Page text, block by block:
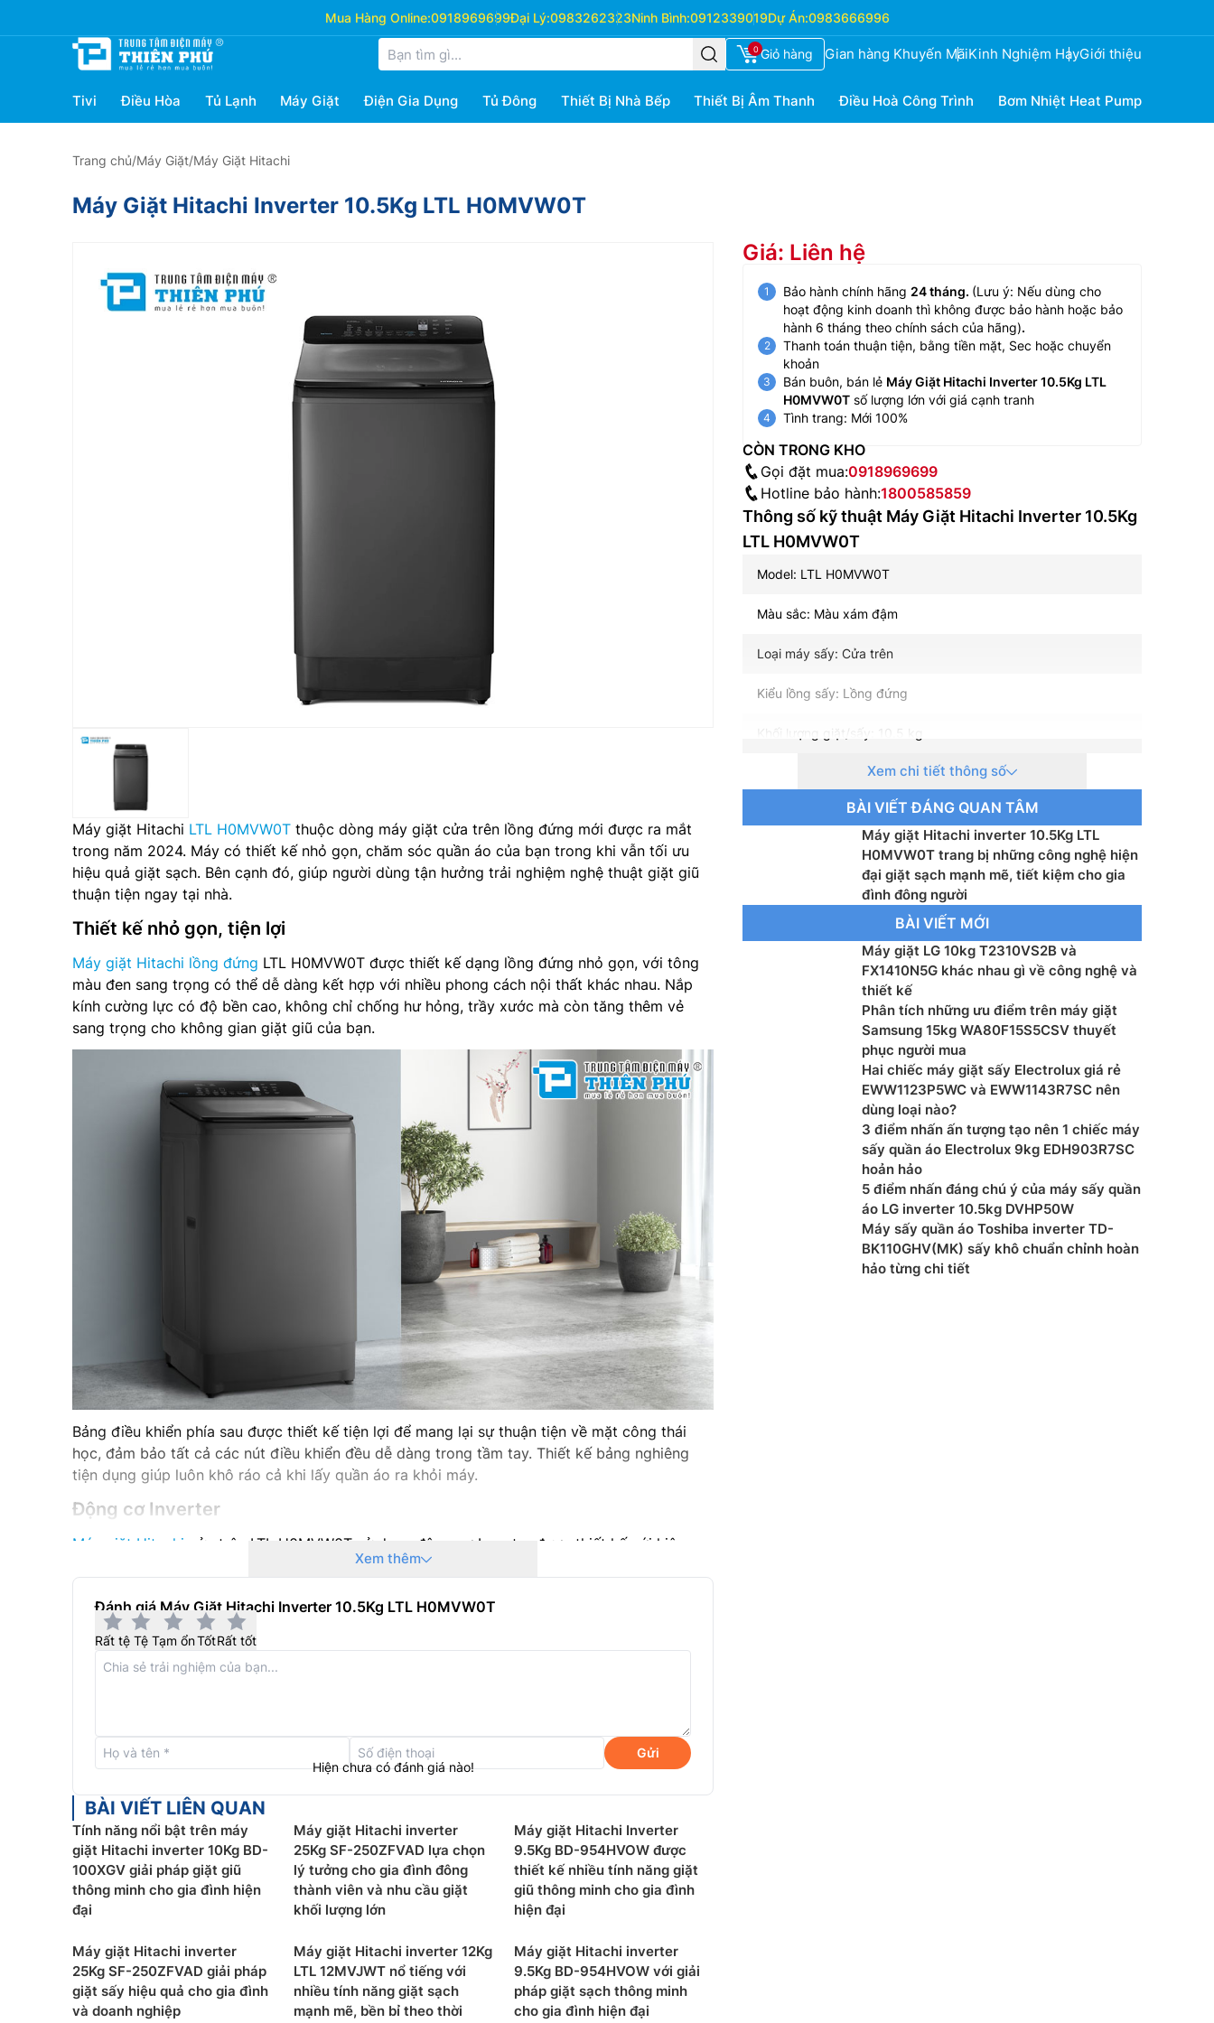
Mua Hàng Online:0918969699Đại Lý:0983262323Ninh Bình:0912339019Dự Án:0983666996
0 Giỏ hàng Gian hàng Khuyến MãiKinh Nghiệm HayGiới thiệu
Tivi Điều Hòa Tủ Lạnh Máy Giặt Điện Gia Dụng Tủ Đông Thiết Bị Nhà Bếp Thiết Bị Âm Thanh Điều Hoà Công Trình Bơm Nhiệt Heat Pump
Trang chủ/Máy Giặt/Máy Giặt Hitachi
Máy Giặt Hitachi Inverter 10.5Kg LTL H0MVW0T
Máy giặt Hitachi LTL H0MVW0T thuộc dòng máy giặt cửa trên lồng đứng mới được ra mắt
trong năm 2024. Máy có thiết kế nhỏ gọn, chăm sóc quần áo của bạn trong khi vẫn tối ưu
hiệu quả giặt sạch. Bên cạnh đó, giúp người dùng tận hưởng trải nghiệm nghệ thuật giặt giũ
thuận tiện ngay tại nhà.
Thiết kế nhỏ gọn, tiện lợi
Máy giặt Hitachi lồng đứng LTL H0MVW0T được thiết kế dạng lồng đứng nhỏ gọn, với tông
màu đen sang trọng có thể dễ dàng kết hợp với nhiều phong cách nội thất khác nhau. Nắp
kính cường lực có độ bền cao, không chỉ chống hư hỏng, trầy xước mà còn tăng thêm vẻ
sang trọng cho không gian giặt giũ của bạn.
Bảng điều khiển phía sau được thiết kế tiện lợi để mang lại sự thuận tiện về mặt công thái
học, đảm bảo tất cả các nút điều khiển đều dễ dàng trong tầm tay. Thiết kế bảng nghiêng
tiện dụng giúp luôn khô ráo cả khi lấy quần áo ra khỏi máy.
Động cơ Inverter
Máy giặt Hitachi cửa trên LTL H0MVW0T sử dụng động cơ Inverter được thiết kế với hiệu
suất cao, mang lại hiệu suất giặt tối ưu, đồng thời tiết kiệm năng lượng. Động cơ hoạt động
bền bỉ, ít tiếng ồn và độ rung thấp mang lại trải nghiệm giặt yên tĩnh hơn.
Thác nước đôi Dual Waterfall
Xem thêm
Đánh giá Máy Giặt Hitachi Inverter 10.5Kg LTL H0MVW0T
Rất tệ Tệ Tạm ổnTốtRất tốt
Gửi
Hiện chưa có đánh giá nào!
BÀI VIẾT LIÊN QUAN
Tính năng nổi bật trên máy
giặt Hitachi inverter 10Kg BD-
100XGV giải pháp giặt giũ
thông minh cho gia đình hiện
đại
Máy giặt Hitachi inverter
25Kg SF-250ZFVAD lựa chọn
lý tưởng cho gia đình đông
thành viên và nhu cầu giặt
khối lượng lớn
Máy giặt Hitachi Inverter
9.5Kg BD-954HVOW được
thiết kế nhiều tính năng giặt
giũ thông minh cho gia đình
hiện đại
Máy giặt Hitachi inverter
25Kg SF-250ZFVAD giải pháp
giặt sấy hiệu quả cho gia đình
và doanh nghiệp
Máy giặt Hitachi inverter 12Kg
LTL 12MVJWT nổ tiếng với
nhiều tính năng giặt sạch
mạnh mẽ, bền bỉ theo thời
Máy giặt Hitachi inverter
9.5Kg BD-954HVOW với giải
pháp giặt sạch thông minh
cho gia đình hiện đại
Giá: Liên hệ
Bảo hành chính hãng 24 tháng. (Lưu ý: Nếu dùng cho
hoạt động kinh doanh thì không được bảo hành hoặc bảo
hành 6 tháng theo chính sách của hãng).
Thanh toán thuận tiện, bằng tiền mặt, Sec hoặc chuyển
khoản
Bán buôn, bán lẻ Máy Giặt Hitachi Inverter 10.5Kg LTL
H0MVW0T số lượng lớn với giá cạnh tranh
Tình trang: Mới 100%
CÒN TRONG KHO
Gọi đặt mua:0918969699
Hotline bảo hành:1800585859
Thông số kỹ thuật Máy Giặt Hitachi Inverter 10.5Kg
LTL H0MVW0T
Model: LTL H0MVW0T
Màu sắc: Màu xám đậm
Loại máy sấy: Cửa trên
Kiểu lồng sấy: Lồng đứng
Khối lượng giặt/sấy: 10.5 kg
Công nghệ Inverter: Có
Tốc độ quay vắt: 750 vòng/phút
Công suất tiêu thụ: – W
Chế độ giặt nhanh: Có
Động cơ dẫn động: Động cơ Inverter
Cách điều khiển: Bảng điều khiển phía sau với màn hình LED
Chất liệu lồng giặt: Thép không gỉ
Cài đặt hẹn giờ: Có
Kích thước(CxRxS): 1089 x 590 x 672 mm
Trọng lượng: 38 kg
Nhà sản xuất: Hitachi
Sản xuất tại: Thái Lan
Xem chi tiết thông số
BÀI VIẾT ĐÁNG QUAN TÂM
Máy giặt Hitachi inverter 10.5Kg LTL
H0MVW0T trang bị những công nghệ hiện
đại giặt sạch mạnh mẽ, tiết kiệm cho gia
đình đông người
BÀI VIẾT MỚI
Máy giặt LG 10kg T2310VS2B và
FX1410N5G khác nhau gì về công nghệ và
thiết kế
Phân tích những ưu điểm trên máy giặt
Samsung 15kg WA80F15S5CSV thuyết
phục người mua
Hai chiếc máy giặt sấy Electrolux giá rẻ
EWW1123P5WC và EWW1143R7SC nên
dùng loại nào?
3 điểm nhấn ấn tượng tạo nên 1 chiếc máy
sấy quần áo Electrolux 9kg EDH903R7SC
hoản hảo
5 điểm nhấn đáng chú ý của máy sấy quần
áo LG inverter 10.5kg DVHP50W
Máy sấy quần áo Toshiba inverter TD-
BK110GHV(MK) sấy khô chuẩn chỉnh hoàn
hảo từng chi tiết